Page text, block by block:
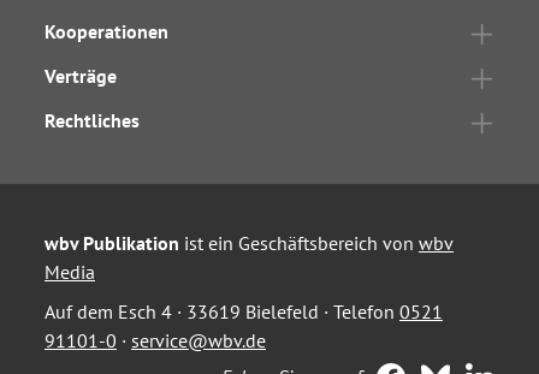
Kooperationen
Verträge
Rechtliches
wbv Publikation ist ein Geschäftsbereich von wbv
Media
Auf dem Esch 4 · 33619 Bielefeld · Telefon 0521
91101-0 · service@wbv.de